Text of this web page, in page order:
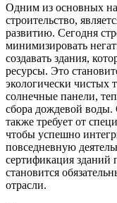
Одним из основных
строительство,
развитию. Сегодня
минимизировать
создавать здания,
ресурсы. Это
экологически чистых
солнечные панели,
сбора дождевой воды.
также требует от
чтобы успешно
повседневную
сертификация
становится
отрасли.